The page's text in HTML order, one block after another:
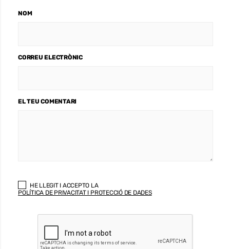
NOM
CORREU ELECTRÒNIC
EL TEU COMENTARI
HE LLEGIT I ACCEPTO LA
POLÍTICA DE PRIVACITAT I PROTECCIÓ DE DADES